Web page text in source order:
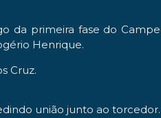
primeira fase do
Henrique.
Cruz.
união junto ao torcedor.